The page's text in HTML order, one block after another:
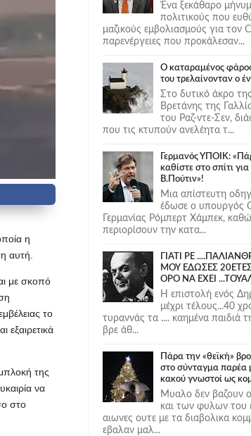
η
αυτή.
με σκοπό
το
εξαιρετικά
της
να
στο
Ένα ξεκάθαρο
πολιτικούς που
μαζικούς εμβολιασμούς για τον
παρενέργειες που προκάλεσαν...
Ο καταραμένος
του τρελαίνονταν ο
Στο δυτικό άκρο
Βρετάνης της
του Ραζ-ντε-Σεν,
που τις κτυπούν ανελέητα τ...
Γερμανός ΥΠΟΙΚ:
καθίστε στο σπίτι
Β.Πούτιν»!
Μια απίστευτη
έδωσε ο υπουργός
Γερμανίας Ρόμπερτ Χάμπεκ,
περιορίσουν την κατα...
ΓΙΑΤΙ ΡΕ
ΜΟΥ ΕΔΩΣΕΣ
ΟΡΟ ΝΑ ΕΧΕΙ
Η επιστολή ενός
μέχρι τέλους...40
τυραννάς τα .... καημένα παιδιά
βρε άθ...
Πάρα την «θεϊκή»
στο σύνταγμα παρέα
κακού γνωστοί ως
Μυαλο δεν βαζουν
και των φυλων του
αιωνες ουτε με τα διαβολικα
εβαλαν μαλ...